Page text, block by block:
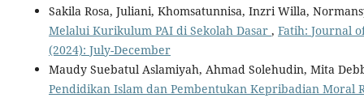
Sakila Rosa, Juliani, Khomsatunnisa, Inzri Willa,
Melalui Kurikulum PAI di Sekolah Dasar , Fatih: Journal
(2024): July-December
Maudy Suebatul Aslamiyah, Ahmad Solehudin, Mita
Pendidikan Islam dan Pembentukan Kepribadian Moral